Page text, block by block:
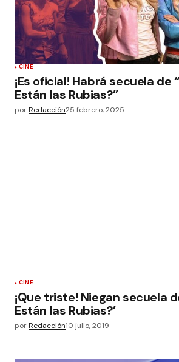
CINE
¡Es oficial! Habrá secuela de
Están las Rubias?”
porRedacción25 febrero, 2025
CINE
¡Que triste! Niegan secuela
Están las Rubias?’
porRedacción10 julio, 2019